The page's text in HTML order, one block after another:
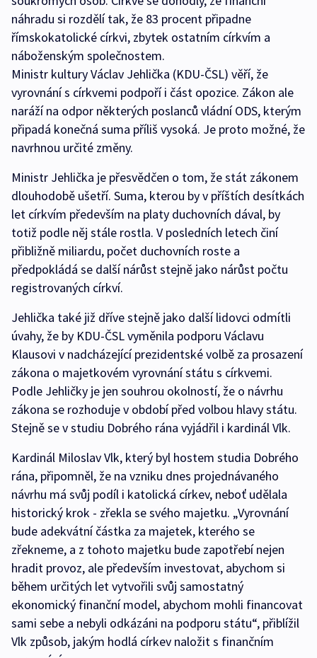
náhradu si rozdělí tak, že 83 procent připadne
římskokatolické církvi, zbytek ostatním církvím a
náboženským společnostem.
Ministr kultury Václav Jehlička (KDU-ČSL) věří, že
vyrovnání s církvemi podpoří i část opozice. Zákon ale
naráží na odpor některých poslanců vládní ODS, kterým
připadá konečná suma příliš vysoká. Je proto možné, že
navrhnou určité změny.
Ministr Jehlička je přesvědčen o tom, že stát zákonem
dlouhodobě ušetří. Suma, kterou by v příštích desítkách
let církvím především na platy duchovních dával, by
totiž podle něj stále rostla. V posledních letech činí
přibližně miliardu, počet duchovních roste a
předpokládá se další nárůst stejně jako nárůst počtu
registrovaných církví.
Jehlička také již dříve stejně jako další lidovci odmítli
úvahy, že by KDU-ČSL vyměnila podporu Václavu
Klausovi v nadcházející prezidentské volbě za prosazení
zákona o majetkovém vyrovnání státu s církvemi.
Podle Jehličky je jen souhrou okolností, že o návrhu
zákona se rozhoduje v období před volbou hlavy státu.
Stejně se v studiu Dobrého rána vyjádřil i kardinál Vlk.
Kardinál Miloslav Vlk, který byl hostem studia Dobrého
rána, připomněl, že na vzniku dnes projednávaného
návrhu má svůj podíl i katolická církev, neboť udělala
historický krok - zřekla se svého majetku. „Vyrovnání
bude adekvátní částka za majetek, kterého se
zřekneme, a z tohoto majetku bude zapotřebí nejen
hradit provoz, ale především investovat, abychom si
během určitých let vytvořili svůj samostatný
ekonomický finanční model, abychom mohli financovat
sami sebe a nebyli odkázáni na podporu státu“, přiblížil
Vlk způsob, jakým hodlá církev naložit s finančním